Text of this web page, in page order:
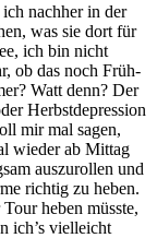
nachher in der
was sie dort für
ich bin nicht
ob das noch Früh-
Watt denn? Der
Herbstdepression
mir mal sagen,
wieder ab Mittag
auszurollen und
richtig zu heben.
heben müsste,
ich’s vielleicht